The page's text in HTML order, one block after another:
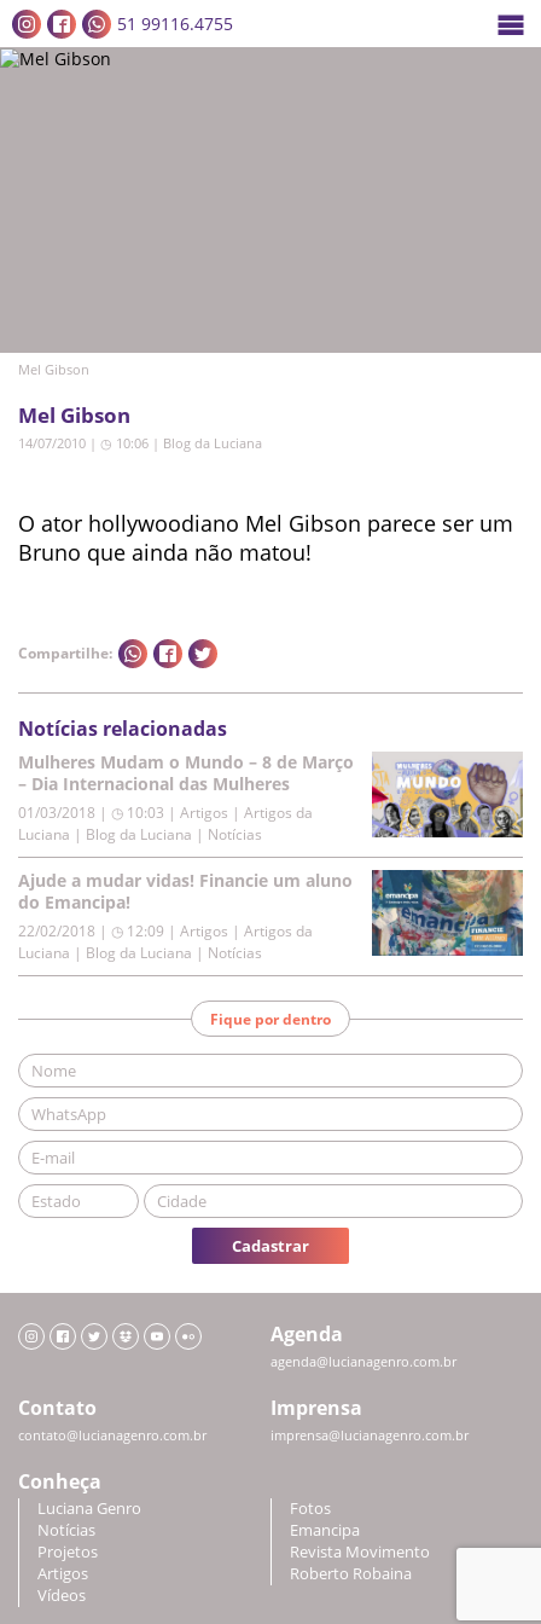
51 99116.4755
Mel Gibson
Mel Gibson
14/07/2010 | ◷ 10:06 | Blog da Luciana
O ator hollywoodiano Mel Gibson parece ser um
Bruno que ainda não matou!
Compartilhe:
Notícias relacionadas
Mulheres Mudam o Mundo – 8 de Março
– Dia Internacional das Mulheres
01/03/2018 | ◷ 10:03 | Artigos | Artigos da
Luciana | Blog da Luciana | Notícias
Ajude a mudar vidas! Financie um aluno
do Emancipa!
22/02/2018 | ◷ 12:09 | Artigos | Artigos da
Luciana | Blog da Luciana | Notícias
Fique por dentro
Cadastrar
Agenda
agenda@lucianagenro.com.br
Contato
contato@lucianagenro.com.br
Imprensa
imprensa@lucianagenro.com.br
Conheça
Luciana Genro
Notícias
Projetos
Artigos
Vídeos
Fotos
Emancipa
Revista Movimento
Roberto Robaina